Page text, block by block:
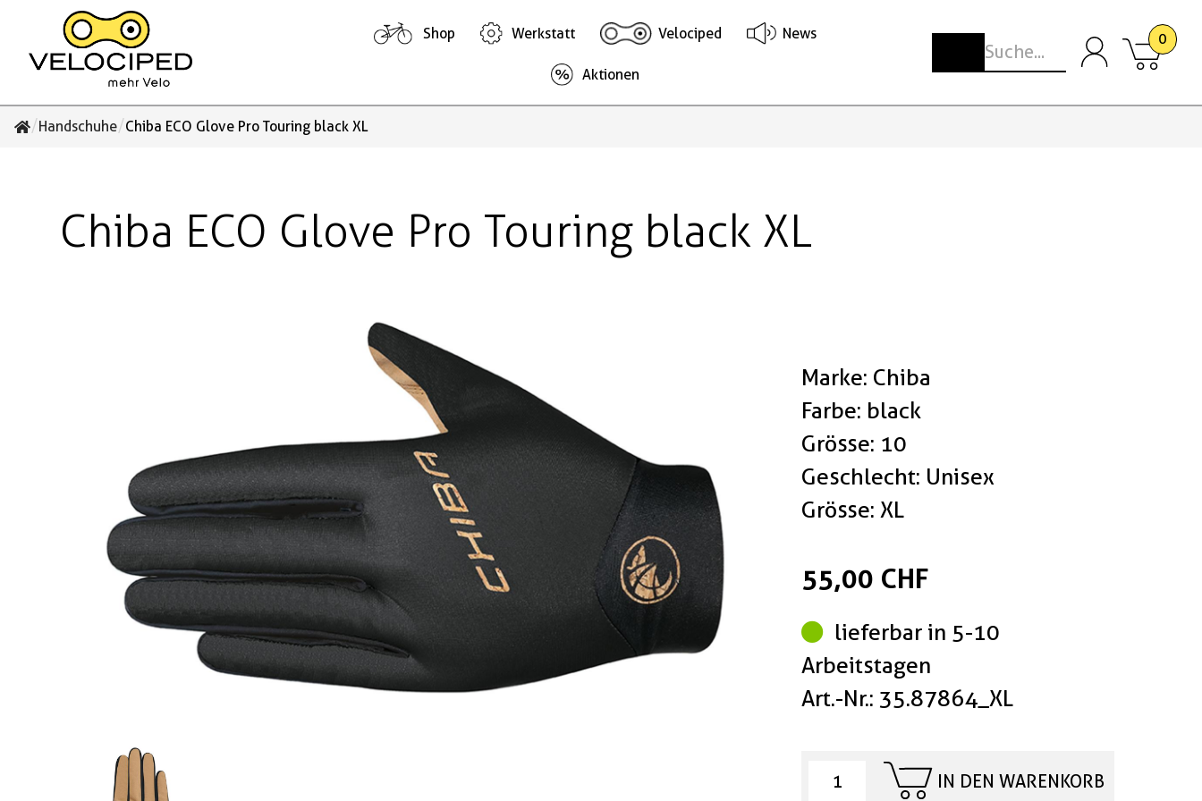
Shop Werkstatt Velociped News
Aktionen
0
/Handschuhe/Chiba ECO Glove Pro Touring black XL
Chiba ECO Glove Pro Touring black XL
Marke: Chiba
Farbe: black
Grösse: 10
Geschlecht: Unisex
Grösse: XL
55,00 CHF
lieferbar in 5-10
Arbeitstagen
Art.-Nr.: 35.87864_XL
IN DEN WARENKORB